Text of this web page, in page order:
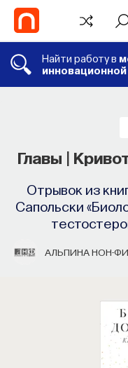
Найти работу в
Главы |
Отрывок из
Сапольски
АЛЬПИНА НОН-